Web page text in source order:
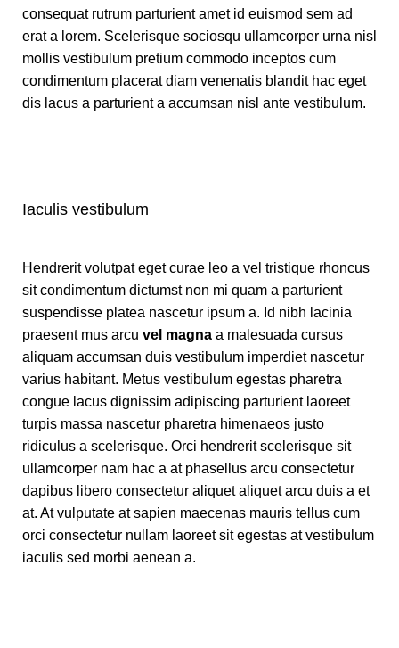
consequat rutrum parturient amet id euismod sem ad
erat a lorem. Scelerisque sociosqu ullamcorper urna nisl
mollis vestibulum pretium commodo inceptos cum
condimentum placerat diam venenatis blandit hac eget
dis lacus a parturient a accumsan nisl ante vestibulum.
Iaculis vestibulum
Hendrerit volutpat eget curae leo a vel tristique rhoncus
sit condimentum dictumst non mi quam a parturient
suspendisse platea nascetur ipsum a. Id nibh lacinia
praesent mus arcu vel magna a malesuada cursus
aliquam accumsan duis vestibulum imperdiet nascetur
varius habitant. Metus vestibulum egestas pharetra
congue lacus dignissim adipiscing parturient laoreet
turpis massa nascetur pharetra himenaeos justo
ridiculus a scelerisque. Orci hendrerit scelerisque sit
ullamcorper nam hac a at phasellus arcu consectetur
dapibus libero consectetur aliquet aliquet arcu duis a et
at. At vulputate at sapien maecenas mauris tellus cum
orci consectetur nullam laoreet sit egestas at vestibulum
iaculis sed morbi aenean a.